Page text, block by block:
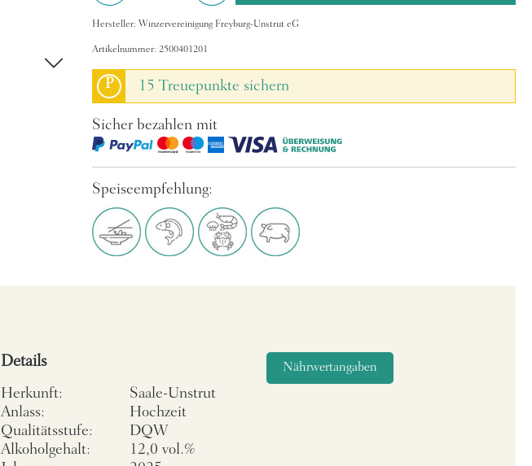
Hersteller: Winzervereinigung Freyburg-Unstrut eG
Artikelnummer: 2500401201
P 15 Treuepunkte sichern
Sicher bezahlen mit
Speiseempfehlung:
Details
Herkunft:
Saale-Unstrut
Anlass:
Hochzeit
Qualitätsstufe:
DQW
Alkoholgehalt:
12,0 vol.%